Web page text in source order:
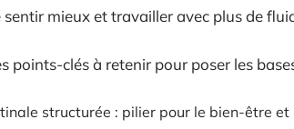
sentir mieux et travailler avec plus de
points-clés à retenir pour poser les
structurée : pilier pour le bien-être